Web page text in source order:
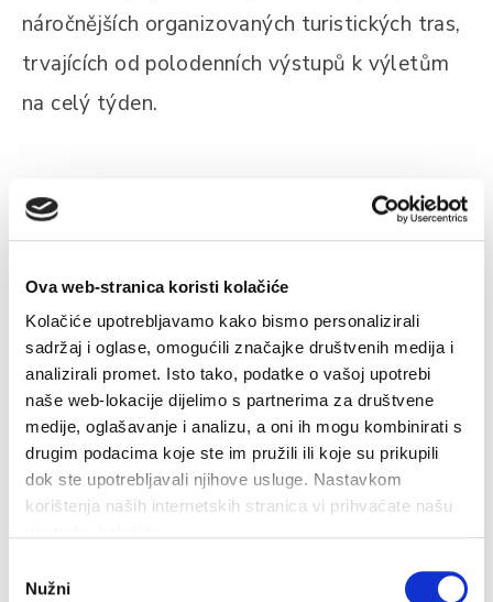
Ova web-stranica koristi kolačiće
Kolačiće upotrebljavamo kako bismo personalizirali
sadržaj i oglase, omogućili značajke društvenih medija i
analizirali promet. Isto tako, podatke o vašoj upotrebi
naše web-lokacije dijelimo s partnerima za društvene
medije, oglašavanje i analizu, a oni ih mogu kombinirati s
drugim podacima koje ste im pružili ili koje su prikupili
dok ste upotrebljavali njihove usluge. Nastavkom
korištenja naših internetskih stranica vi prihvaćate našu
pristanka
Nužni
náročnějších organizovaných turistických tras,
trvajících od polodenních výstupů k výletům
na celý týden.
Příbuzný
Cyklotrasa 1
Stoupáme po asfaltce vedoucí z Hvaru do Brusja, potom
jedeme k vyhlídce. Pokračujeme 300 metrů a odbočíme na